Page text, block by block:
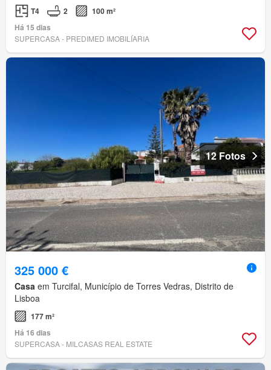
T4 2
100 m²
Há 15 dias
SUPERCASA - PREDIMED IMOBILÍARIA
12 Fotos
325 000 €
Casa em Turcifal, Município de Torres Vedras, Distrito de
Lisboa
177 m²
Há 16 dias
SUPERCASA - MILCASAS REAL ESTATE